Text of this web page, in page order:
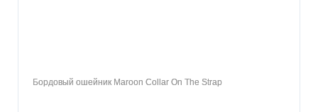
Бордовый ошейник Maroon Collar On The Strap